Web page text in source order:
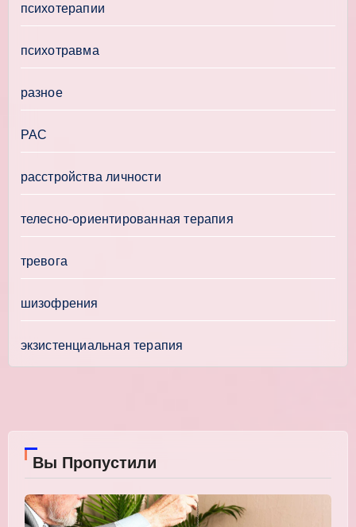
психотерапии
психотравма
разное
РАС
расстройства личности
телесно-ориентированная терапия
тревога
шизофрения
экзистенциальная терапия
Вы Пропустили